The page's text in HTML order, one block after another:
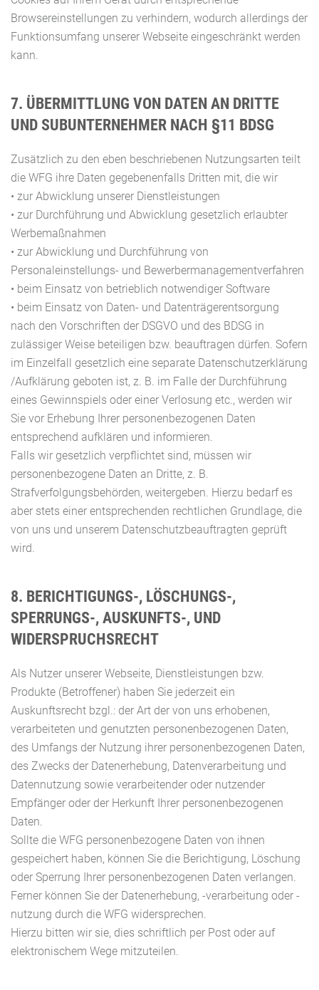
Browsereinstellungen zu verhindern, wodurch allerdings der
Funktionsumfang unserer Webseite eingeschränkt werden
kann.
7. ÜBERMITTLUNG VON DATEN AN DRITTE
UND SUBUNTERNEHMER NACH §11 BDSG
Zusätzlich zu den eben beschriebenen Nutzungsarten teilt
die WFG ihre Daten gegebenenfalls Dritten mit, die wir
• zur Abwicklung unserer Dienstleistungen
• zur Durchführung und Abwicklung gesetzlich erlaubter
Werbemaßnahmen
• zur Abwicklung und Durchführung von
Personaleinstellungs- und Bewerbermanagementverfahren
• beim Einsatz von betrieblich notwendiger Software
• beim Einsatz von Daten- und Datenträgerentsorgung
nach den Vorschriften der DSGVO und des BDSG in
zulässiger Weise beteiligen bzw. beauftragen dürfen. Sofern
im Einzelfall gesetzlich eine separate Datenschutzerklärung
/Aufklärung geboten ist, z. B. im Falle der Durchführung
eines Gewinnspiels oder einer Verlosung etc., werden wir
Sie vor Erhebung Ihrer personenbezogenen Daten
entsprechend aufklären und informieren.
Falls wir gesetzlich verpflichtet sind, müssen wir
personenbezogene Daten an Dritte, z. B.
Strafverfolgungsbehörden, weitergeben. Hierzu bedarf es
aber stets einer entsprechenden rechtlichen Grundlage, die
von uns und unserem Datenschutzbeauftragten geprüft
wird.
8. BERICHTIGUNGS-, LÖSCHUNGS-,
SPERRUNGS-, AUSKUNFTS-, UND
WIDERSPRUCHSRECHT
Als Nutzer unserer Webseite, Dienstleistungen bzw.
Produkte (Betroffener) haben Sie jederzeit ein
Auskunftsrecht bzgl.: der Art der von uns erhobenen,
verarbeiteten und genutzten personenbezogenen Daten,
des Umfangs der Nutzung ihrer personenbezogenen Daten,
des Zwecks der Datenerhebung, Datenverarbeitung und
Datennutzung sowie verarbeitender oder nutzender
Empfänger oder der Herkunft Ihrer personenbezogenen
Daten.
Sollte die WFG personenbezogene Daten von ihnen
gespeichert haben, können Sie die Berichtigung, Löschung
oder Sperrung Ihrer personenbezogenen Daten verlangen.
Ferner können Sie der Datenerhebung, -verarbeitung oder -
nutzung durch die WFG widersprechen.
Hierzu bitten wir sie, dies schriftlich per Post oder auf
elektronischem Wege mitzuteilen.